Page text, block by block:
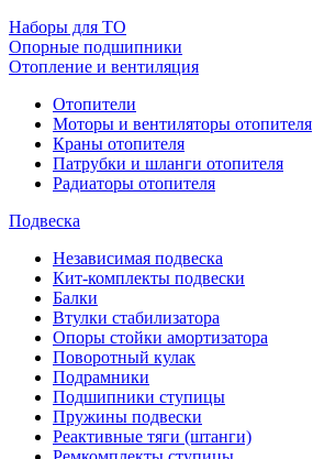
Наборы для ТО
Опорные подшипники
Отопление и вентиляция
Отопители
Моторы и вентиляторы отопителя
Краны отопителя
Патрубки и шланги отопителя
Радиаторы отопителя
Подвеска
Независимая подвеска
Кит-комплекты подвески
Балки
Втулки стабилизатора
Опоры стойки амортизатора
Поворотный кулак
Подрамники
Подшипники ступицы
Пружины подвески
Реактивные тяги (штанги)